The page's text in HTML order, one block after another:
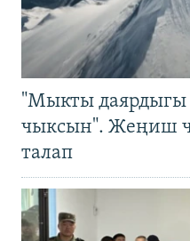
"Мыкты даярдыгы
чыксын". Жеңиш
талап